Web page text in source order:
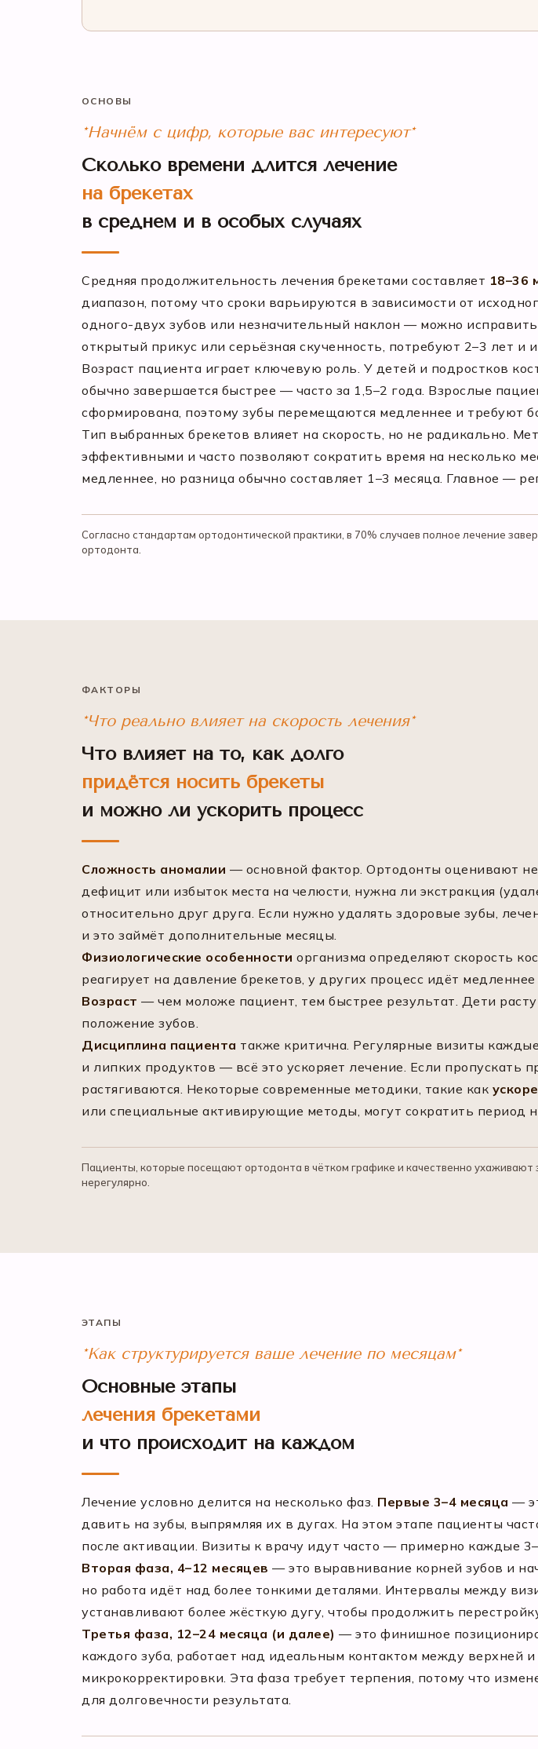
ОСНОВЫ
*Начнём с цифр, которые вас интересуют*
Сколько времени длится лечение
на брекетах
в среднем и в особых случаях
Средняя продолжительность лечения брекетами составляет 18–36
диапазон, потому что сроки варьируются в зависимости от
одного-двух зубов или незначительный наклон — можно
открытый прикус или серьёзная скученность, потребуют 2–3 лет и
Возраст пациента играет ключевую роль. У детей и подростков
обычно завершается быстрее — часто за 1,5–2 года. Взрослые
сформирована, поэтому зубы перемещаются медленнее и требуют
Тип выбранных брекетов влияет на скорость, но не радикально.
эффективными и часто позволяют сократить время на несколько
медленнее, но разница обычно составляет 1–3 месяца. Главное —
Согласно стандартам ортодонтической практики, в 70% случаев полное лечение
ортодонта.
ФАКТОРЫ
*Что реально влияет на скорость лечения*
Что влияет на то, как долго
придётся носить брекеты
и можно ли ускорить процесс
Сложность аномалии — основной фактор. Ортодонты оценивают
дефицит или избыток места на челюсти, нужна ли экстракция
относительно друг друга. Если нужно удалять здоровые зубы,
и это займёт дополнительные месяцы.
Физиологические особенности организма определяют скорость
реагирует на давление брекетов, у других процесс идёт
Возраст — чем моложе пациент, тем быстрее результат. Дети
положение зубов.
Дисциплина пациента также критична. Регулярные визиты
и липких продуктов — всё это ускоряет лечение. Если
растягиваются. Некоторые современные методики, такие как
или специальные активирующие методы, могут сократить период
Пациенты, которые посещают ортодонта в чётком графике и качественно
нерегулярно.
ЭТАПЫ
*Как структурируется ваше лечение по месяцам*
Основные этапы
лечения брекетами
и что происходит на каждом
Лечение условно делится на несколько фаз. Первые 3–4 месяца —
давить на зубы, выпрямляя их в дугах. На этом этапе пациенты
после активации. Визиты к врачу идут часто — примерно каждые
Вторая фаза, 4–12 месяцев — это выравнивание корней зубов и
но работа идёт над более тонкими деталями. Интервалы между
устанавливают более жёсткую дугу, чтобы продолжить
Третья фаза, 12–24 месяца (и далее) — это финишное
каждого зуба, работает над идеальным контактом между верхней
микрокорректировки. Эта фаза требует терпения, потому что
для долговечности результата.